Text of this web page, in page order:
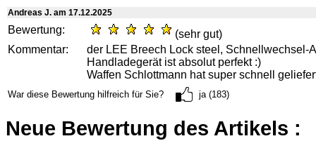
Andreas J. am 17.12.2025
Bewertung:
(sehr gut)
Kommentar:
der LEE Breech Lock steel, Schnellwechsel-
Handladegerät ist absolut perfekt :)
Waffen Schlottmann hat super schnell
War diese Bewertung hilfreich für Sie? ja (183)
Neue Bewertung des Artikels :